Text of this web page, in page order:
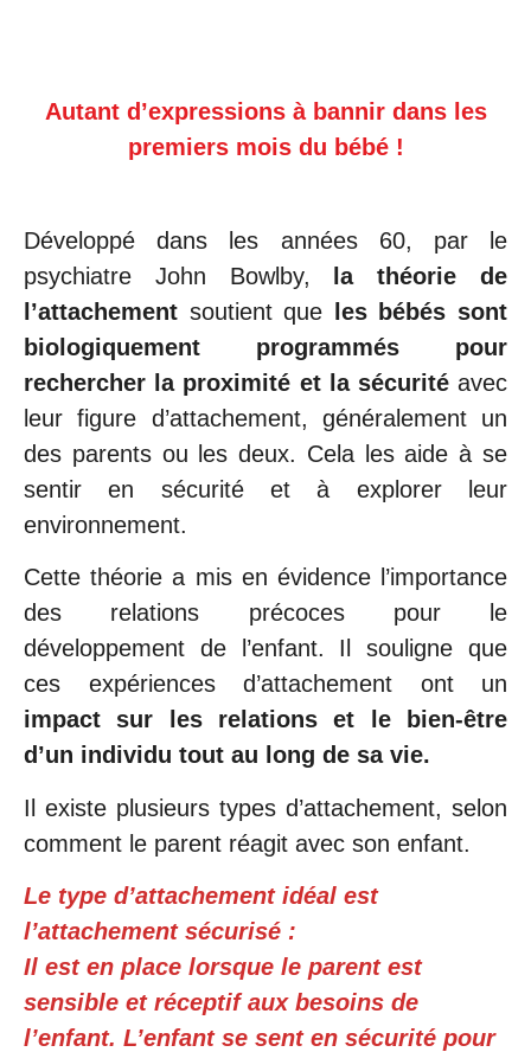
Autant d’expressions à bannir dans les
premiers mois du bébé !
Développé dans les années 60, par le
psychiatre John Bowlby,
la théorie de
l’attachement soutient que
les bébés sont
biologiquement programmés pour
rechercher la proximité et la sécuritéavec
leur figure d’attachement, généralement un
des parents ou les deux. Cela les aide à se
sentir en sécurité et à explorer leur
environnement.
Cette théorie a mis en évidence l’importance
des relations précoces pour le
développement de l’enfant. Il souligne que
ces expériences d’attachement ont un
impact sur les relations et le bien-être
d’un individu tout au long de sa vie.
Il existe plusieurs types d’attachement, selon
comment le parent réagit avec son enfant.
Le type d’attachement idéal est
l’attachement sécurisé :
Il est en place lorsque le parent est
sensible et réceptif aux besoins de
l’enfant. L’enfant se sent en sécurité pour